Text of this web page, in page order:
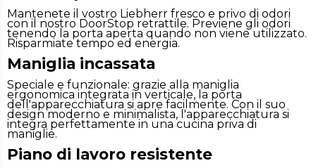
Mantenete il vostro Liebherr fresco e privo di odori
con il nostro DoorStop retrattile. Previene gli odori
tenendo la porta aperta quando non viene utilizzato.
Risparmiate tempo ed energia.
Maniglia incassata
Speciale e funzionale: grazie alla maniglia
ergonomica integrata in verticale, la porta
dell'apparecchiatura si apre facilmente. Con il suo
design moderno e minimalista, l'apparecchiatura si
integra perfettamente in una cucina priva di
maniglie.
Piano di lavoro resistente